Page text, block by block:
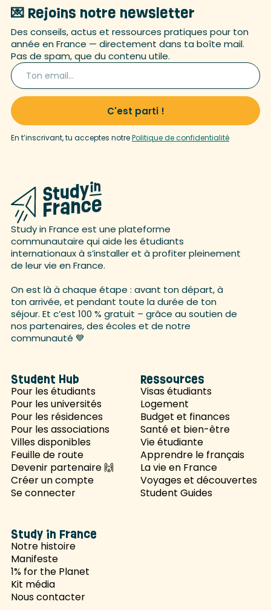
💌 Rejoins notre newsletter
Des conseils, actus et ressources pratiques pour ton
année en France — directement dans ta boîte mail.
Pas de spam, que du contenu utile.
En t’inscrivant, tu acceptes notrePolitique de confidentialité
Study in France est une plateforme
communautaire qui aide les étudiants
internationaux à s’installer et à profiter pleinement
de leur vie en France.
On est là à chaque étape : avant ton départ, à
ton arrivée, et pendant toute la durée de ton
séjour. Et c’est 100 % gratuit – grâce au soutien de
nos partenaires, des écoles et de notre
communauté 💙
Student Hub
Pour les étudiants
Pour les universités
Pour les résidences
Pour les associations
Villes disponibles
Feuille de route
Devenir partenaire 🙌
Créer un compte
Se connecter
Ressources
Visas étudiants
Logement
Budget et finances
Santé et bien-être
Vie étudiante
Apprendre le français
La vie en France
Voyages et découvertes
Student Guides
Study in France
Notre histoire
Manifeste
1% for the Planet
Kit média
Nous contacter